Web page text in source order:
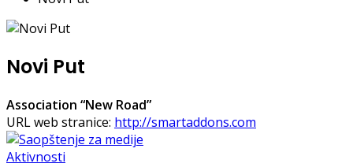
Novi Put
Association “New Road”
URL web stranice: http://smartaddons.com
Aktivnosti